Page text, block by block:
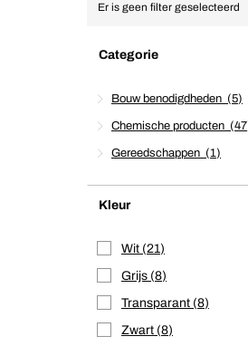
Er is geen filter geselecteerd
Categorie
Bouw benodigdheden 5
Chemische producten 47
Gereedschappen 1
Kleur
Wit 21
Grijs 8
Transparant 8
Zwart 8